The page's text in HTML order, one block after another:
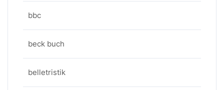
bbc
beck buch
belletristik